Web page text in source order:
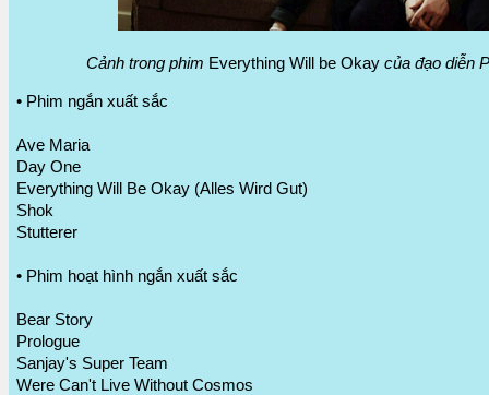
Cảnh trong phim Everything Will be Okay của đạo diễn
• Phim ngắn xuất sắc
Ave Maria
Day One
Everything Will Be Okay (Alles Wird Gut)
Shok
Stutterer
• Phim hoạt hình ngắn xuất sắc
Bear Story
Prologue
Sanjay's Super Team
Were Can't Live Without Cosmos